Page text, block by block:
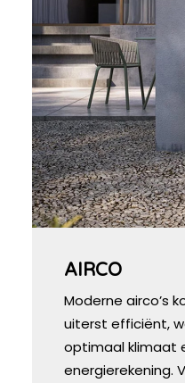
AIRCO
Moderne airco’s
uiterst efficiënt,
optimaal klimaat
energierekening.